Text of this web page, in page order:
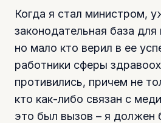
Когда я стал министром,
законодательная база
но мало кто верил в ее
работники сферы
противились, причем не
кто как-либо связан с
это был вызов – я должен